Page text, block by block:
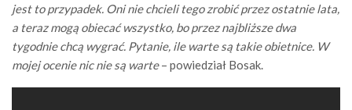
jest to przypadek. Oni nie chcieli tego zrobić przez ostatnie lata,
a teraz mogą obiecać wszystko, bo przez najbliższe dwa
tygodnie chcą wygrać. Pytanie, ile warte są takie obietnice. W
mojej ocenie nic nie są warte– powiedział Bosak.